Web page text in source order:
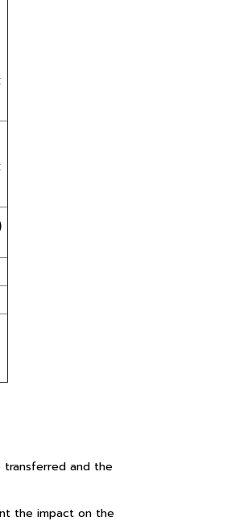
transferred and the
the impact on the